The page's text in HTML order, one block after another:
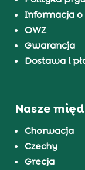
Informacja o
OWZ
Gwarancja
Dostawa i
Nasze
Chorwacja
Czechy
Grecja